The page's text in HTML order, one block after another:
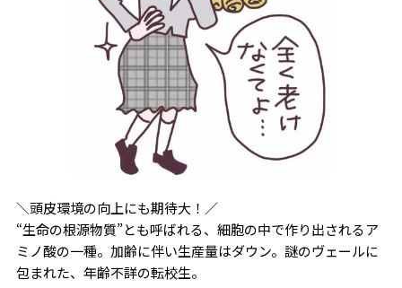
＼頭皮環境の向上にも期待大！／
“生命の根源物質”とも呼ばれる、細胞の中で作り出されるア
ミノ酸の一種。加齢に伴い生産量はダウン。謎のヴェールに
包まれた、年齢不詳の転校生。